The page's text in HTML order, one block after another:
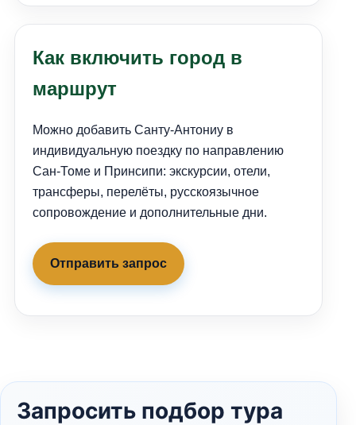
Как включить город в
маршрут
Можно добавить Санту-Антониу в
индивидуальную поездку по направлению
Сан-Томе и Принсипи: экскурсии, отели,
трансферы, перелёты, русскоязычное
сопровождение и дополнительные дни.
Отправить запрос
Запросить подбор тура